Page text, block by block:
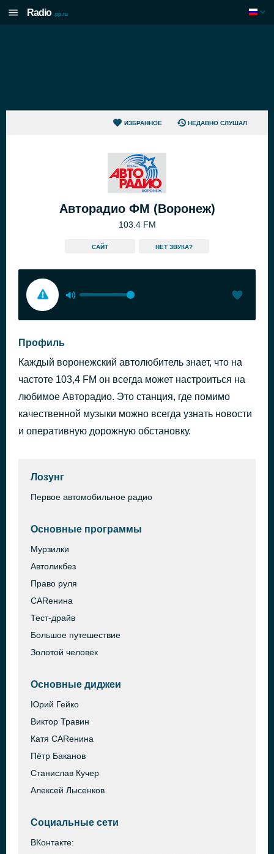
Radio .pp.ru
ИЗБРАННОЕ НЕДАВНО СЛУШАЛ
Авторадио ФМ (Воронеж)
103.4 FM
САЙТ HЕТ ЗВУКА?
Профиль
Каждый воронежский автолюбитель знает, что на
частоте 103,4 FM он всегда может настроиться на
любимое Авторадио. Это станция, где помимо
качественной музыки можно всегда узнать новости
и оперативную дорожную обстановку.
Лозунг
Первое автомобильное радио
Основные программы
Мурзилки
Автоликбез
Право руля
CARенина
Тест-драйв
Большое путешествие
Золотой человек
Основные диджеи
Юрий Гейко
Виктор Травин
Катя CARенина
Пётр Баканов
Станислав Кучер
Алексей Лысенков
Социальные сети
ВКонтакте: